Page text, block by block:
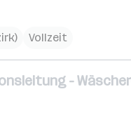
Vollzeit
-